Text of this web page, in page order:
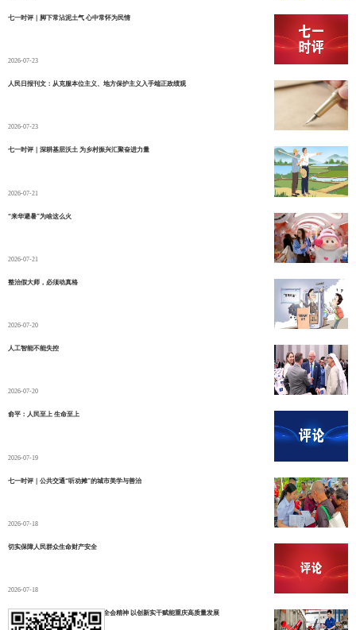
七一时评｜脚下常沾泥土气 心中常怀为民情
2026-07-23
人民日报刊文：从克服本位主义、地方保护主义入手端正政绩观
2026-07-23
七一时评｜深耕基层沃土 为乡村振兴汇聚奋进力量
2026-07-21
“来华避暑”为啥这么火
2026-07-21
整治假大师，必须动真格
2026-07-20
人工智能不能失控
2026-07-20
俞平：人民至上 生命至上
2026-07-19
七一时评｜公共交通“听劝摊”的城市美学与善治
2026-07-18
切实保障人民群众生命财产安全
2026-07-18
七一时评｜学习贯彻市委六届九次全会精神 以创新实干赋能重庆高质量发展